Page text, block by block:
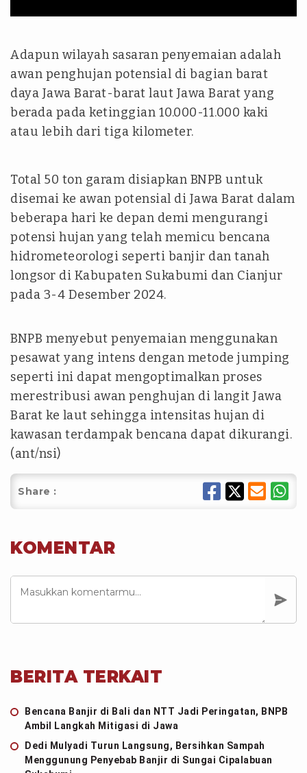
Adapun wilayah sasaran penyemaian adalah
awan penghujan potensial di bagian barat
daya Jawa Barat-barat laut Jawa Barat yang
berada pada ketinggian 10.000-11.000 kaki
atau lebih dari tiga kilometer.
Total 50 ton garam disiapkan BNPB untuk
disemai ke awan potensial di Jawa Barat dalam
beberapa hari ke depan demi mengurangi
potensi hujan yang telah memicu bencana
hidrometeorologi seperti banjir dan tanah
longsor di Kabupaten Sukabumi dan Cianjur
pada 3-4 Desember 2024.
BNPB menyebut penyemaian menggunakan
pesawat yang intens dengan metode jumping
seperti ini dapat mengoptimalkan proses
merestribusi awan penghujan di langit Jawa
Barat ke laut sehingga intensitas hujan di
kawasan terdampak bencana dapat dikurangi.
(ant/nsi)
Share :
KOMENTAR
BERITA TERKAIT
Bencana Banjir di Bali dan NTT Jadi Peringatan, BNPB
Ambil Langkah Mitigasi di Jawa
Dedi Mulyadi Turun Langsung, Bersihkan Sampah
Menggunung Penyebab Banjir di Sungai Cipalabuan